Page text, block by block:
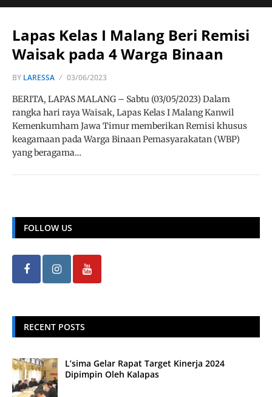
Lapas Kelas I Malang Beri Remisi
Waisak pada 4 Warga Binaan
BY LARESSA 03/06/2023
BERITA, LAPAS MALANG – Sabtu (03/05/2023) Dalam
rangka hari raya Waisak, Lapas Kelas I Malang Kanwil
Kemenkumham Jawa Timur memberikan Remisi khusus
keagamaan pada Warga Binaan Pemasyarakatan (WBP)
yang beragama…
FOLLOW US
RECENT POSTS
L’sima Gelar Rapat Target Kinerja 2024
Dipimpin Oleh Kalapas